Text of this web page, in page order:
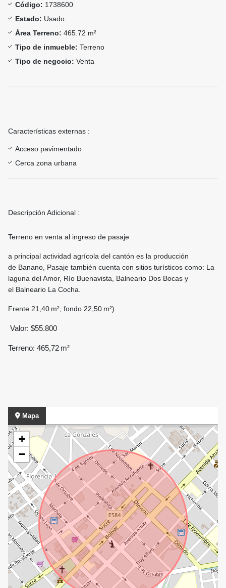
Código: 1738600
Estado: Usado
Área Terreno: 465.72 m²
Tipo de inmueble: Terreno
Tipo de negocio: Venta
Características externas :
Acceso pavimentado
Cerca zona urbana
Descripción Adicional :
Terreno en venta al ingreso de pasaje
a principal actividad agrícola del cantón es la producción
de Banano, Pasaje también cuenta con sitios turísticos como: La
laguna del Amor, Río Buenavista, Balneario Dos Bocas y
el Balneario La Cocha.
Frente 21,40 m², fondo 22,50 m²)
Valor: $55.800
Terreno: 465,72 m²
Mapa
+
−